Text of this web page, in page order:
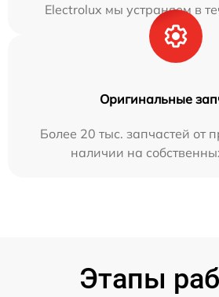
Electrolux мы устраняем в
Оригинальные
Более 20 тыс. запчастей от
наличии на
Этапы